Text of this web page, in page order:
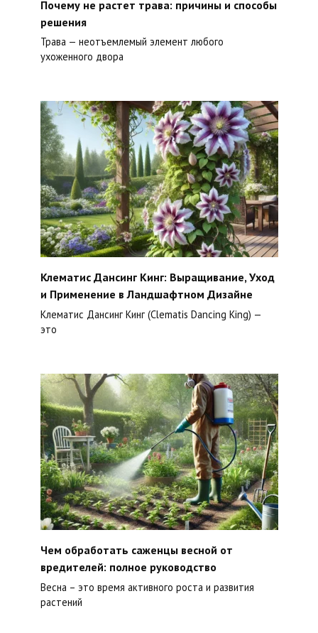
Почему не растет трава: причины и способы
решения
Трава — неотъемлемый элемент любого
ухоженного двора
Клематис Дансинг Кинг: Выращивание, Уход
и Применение в Ландшафтном Дизайне
Клематис Дансинг Кинг (Clematis Dancing King) —
это
Чем обработать саженцы весной от
вредителей: полное руководство
Весна – это время активного роста и развития
растений